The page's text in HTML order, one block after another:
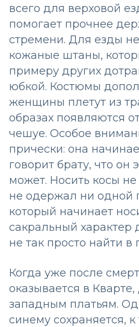
всего для верховой
помогает прочнее
стремени. Для езды
кожаные штаны,
примеру других
юбкой. Костюмы
женщины плетут из
образах появляются
чешуе. Особое
прически: она
говорит брату, что он
может. Носить косы
не одержал ни одной
который начинает
сакральный характер
не так просто найти в
Когда уже после
оказывается в
западным платьям.
синему сохраняется,